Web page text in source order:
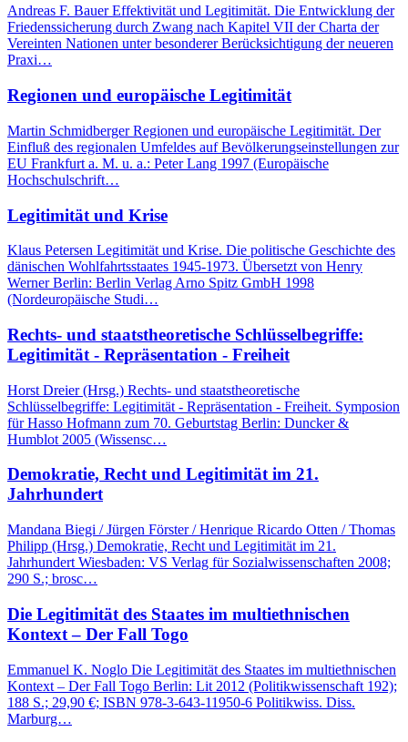
Andreas F. Bauer Effektivität und Legitimität. Die Entwicklung der
Friedenssicherung durch Zwang nach Kapitel VII der Charta der
Vereinten Nationen unter besonderer Berücksichtigung der neueren
Praxi…
Regionen und europäische Legitimität
Martin Schmidberger Regionen und europäische Legitimität. Der
Einfluß des regionalen Umfeldes auf Bevölkerungseinstellungen zur
EU Frankfurt a. M. u. a.: Peter Lang 1997 (Europäische
Hochschulschrift…
Legitimität und Krise
Klaus Petersen Legitimität und Krise. Die politische Geschichte des
dänischen Wohlfahrtsstaates 1945-1973. Übersetzt von Henry
Werner Berlin: Berlin Verlag Arno Spitz GmbH 1998
(Nordeuropäische Studi…
Rechts- und staatstheoretische Schlüsselbegriffe:
Legitimität - Repräsentation - Freiheit
Horst Dreier (Hrsg.) Rechts- und staatstheoretische
Schlüsselbegriffe: Legitimität - Repräsentation - Freiheit. Symposion
für Hasso Hofmann zum 70. Geburtstag Berlin: Duncker &
Humblot 2005 (Wissensc…
Demokratie, Recht und Legitimität im 21.
Jahrhundert
Mandana Biegi / Jürgen Förster / Henrique Ricardo Otten / Thomas
Philipp (Hrsg.) Demokratie, Recht und Legitimität im 21.
Jahrhundert Wiesbaden: VS Verlag für Sozialwissenschaften 2008;
290 S.; brosc…
Die Legitimität des Staates im multiethnischen
Kontext – Der Fall Togo
Emmanuel K. Noglo Die Legitimität des Staates im multiethnischen
Kontext – Der Fall Togo Berlin: Lit 2012 (Politikwissenschaft 192);
188 S.; 29,90 €; ISBN 978-3-643-11950-6 Politikwiss. Diss.
Marburg…